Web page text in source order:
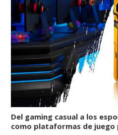
Del gaming casual a los
como plataformas de